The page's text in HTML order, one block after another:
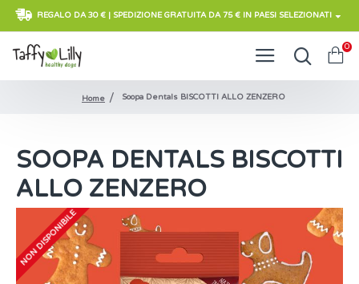
REGALO DA 30 € | SPEDIZIONE GRATUITA DA 75 € IN PAESI SELEZIONATI
0
Home Soopa Dentals BISCOTTI ALLO ZENZERO
SOOPA DENTALS BISCOTTI
ALLO ZENZERO
NON DISPONIBILE